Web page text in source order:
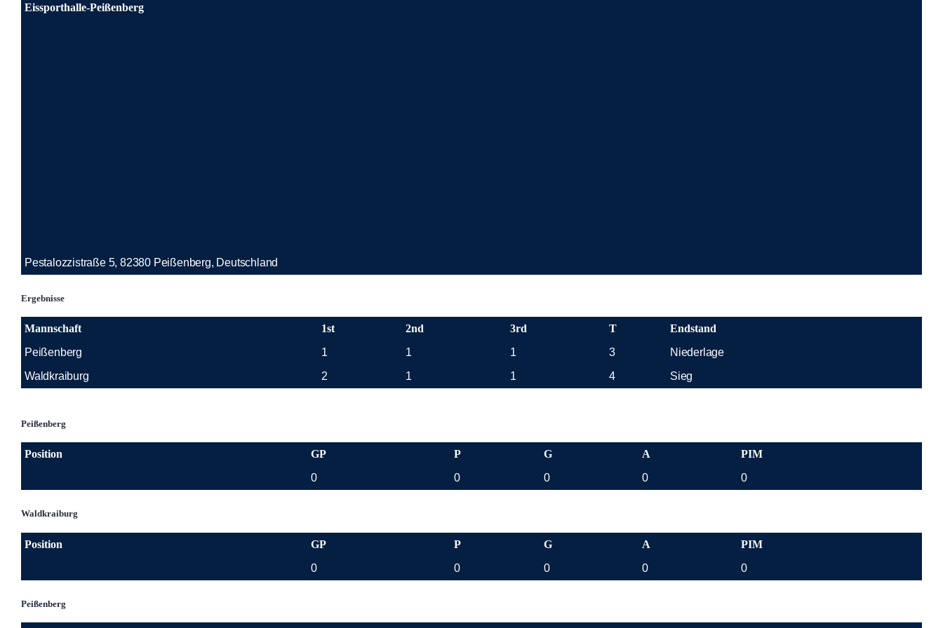
Eissporthalle-Peißenberg
Pestalozzistraße 5, 82380 Peißenberg, Deutschland
Ergebnisse
Mannschaft 1st 2nd 3rd T
Endstand
Peißenberg
1 1 1 3
Niederlage
Waldkraiburg
2 1 1 4 Sieg
Peißenberg
Position GP P G A
PIM
0
0 0 0 0
Waldkraiburg
Position GP P G A
PIM
0
0 0 0 0
Peißenberg